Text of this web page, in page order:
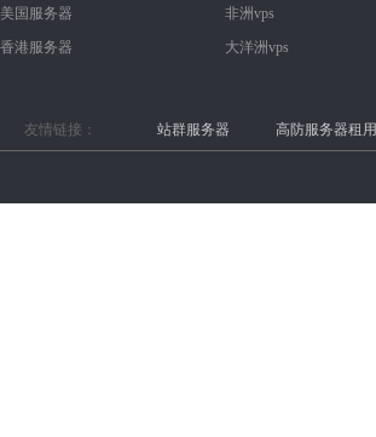
美国服务器
香港服务器
非洲vps
大洋洲vps
友情链接： 站群服务器 高防服务器租用